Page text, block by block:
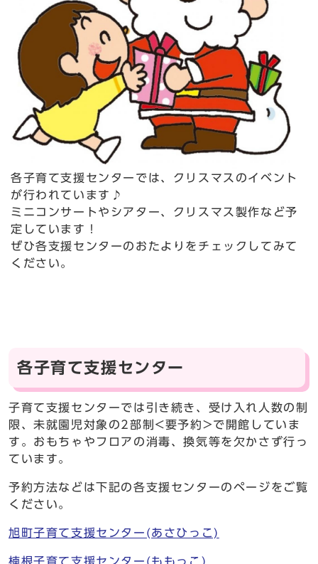
各子育て支援センターでは、クリスマスのイベント
が行われています♪
ミニコンサートやシアター、クリスマス製作など予
定しています！
ぜひ各支援センターのおたよりをチェックしてみて
ください。
各子育て支援センター
子育て支援センターでは引き続き、受け入れ人数の制
限、未就園児対象の2部制<要予約>で開館していま
す。おもちゃやフロアの消毒、換気等を欠かさず行っ
ています。
予約方法などは下記の各支援センターのページをご覧
ください。
旭町子育て支援センター(あさひっこ)
楠根子育て支援センター(ももっこ)